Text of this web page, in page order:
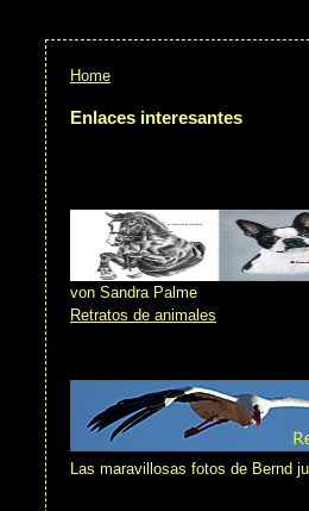
Home
Enlaces interesantes
von Sandra Palme
Retratos de animales
Las maravillosas fotos de Bernd